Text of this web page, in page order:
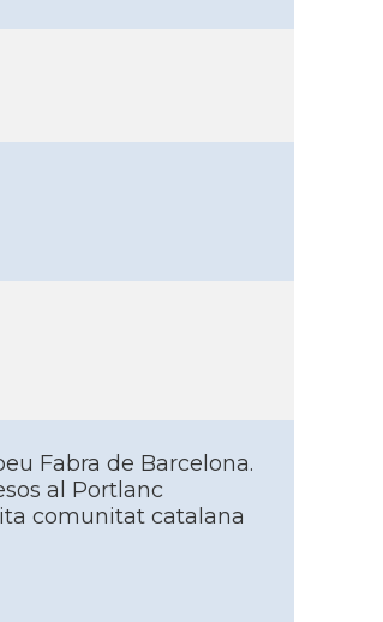
Fabra de Barcelona.
al Portlanc
comunitat catalana